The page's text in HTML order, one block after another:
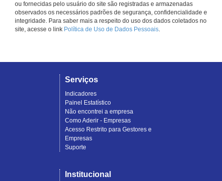
ou fornecidas pelo usuário do site são registradas e armazenadas
observados os necessários padrões de segurança, confidencialidade e
integridade. Para saber mais a respeito do uso dos dados coletados no
site, acesse o link Política de Uso de Dados Pessoais.
Serviços
Indicadores
Painel Estatístico
Não encontrei a empresa
Como Aderir - Empresas
Acesso Restrito para Gestores e
Empresas
Suporte
Institucional